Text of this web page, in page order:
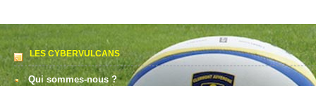
LES CYBERVULCANS
Qui sommes-nous ?